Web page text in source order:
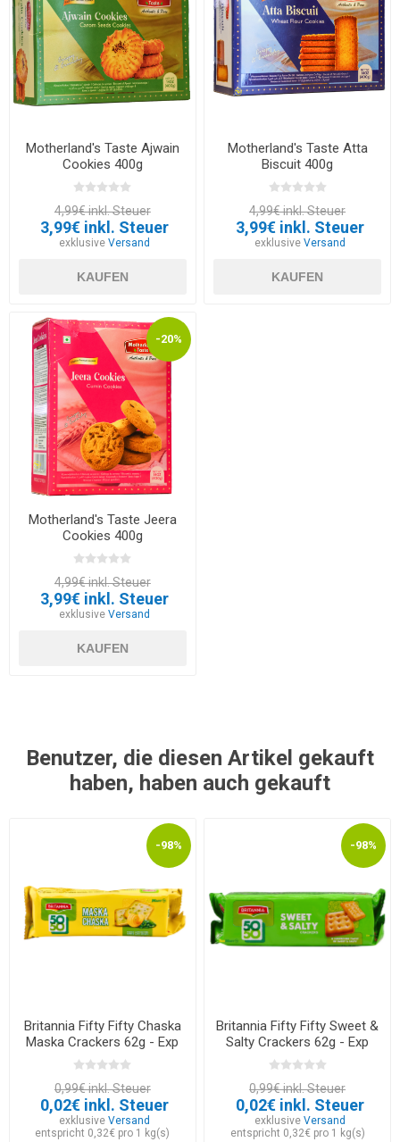
Motherland's Taste Ajwain
Cookies 400g
4,99€ inkl. Steuer
3,99€ inkl. Steuer
exklusiveVersand
KAUFEN
Motherland's Taste Atta
Biscuit 400g
4,99€ inkl. Steuer
3,99€ inkl. Steuer
exklusive Versand
KAUFEN
-20%
Motherland's Taste Jeera
Cookies 400g
4,99€ inkl. Steuer
3,99€ inkl. Steuer
exklusiveVersand
KAUFEN
Benutzer, die diesen Artikel gekauft
haben, haben auch gekauft
-98%
Britannia Fifty Fifty Chaska
Maska Crackers 62g - Exp
12.03.2026
0,99€ inkl. Steuer
0,02€ inkl. Steuer
exklusiveVersand
entspricht 0,32€ pro 1 kg(s)
-98%
Britannia Fifty Fifty Sweet &
Salty Crackers 62g - Exp
12.03.2026
0,99€ inkl. Steuer
0,02€ inkl. Steuer
exklusive Versand
entspricht 0,32€ pro 1 kg(s)